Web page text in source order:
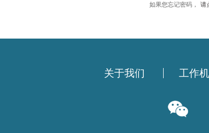
如果您忘记密码， 请
关于我们 工作